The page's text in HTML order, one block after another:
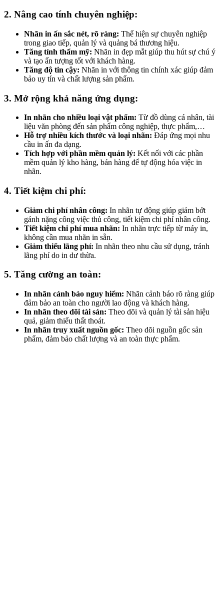
2. Nâng cao tính chuyên nghiệp:
Nhãn in ấn sắc nét, rõ ràng: Thể hiện sự chuyên nghiệp
trong giao tiếp, quản lý và quảng bá thương hiệu.
Tăng tính thẩm mỹ: Nhãn in đẹp mắt giúp thu hút sự chú ý
và tạo ấn tượng tốt với khách hàng.
Tăng độ tin cậy: Nhãn in với thông tin chính xác giúp đảm
bảo uy tín và chất lượng sản phẩm.
3. Mở rộng khả năng ứng dụng:
In nhãn cho nhiều loại vật phẩm: Từ đồ dùng cá nhân, tài
liệu văn phòng đến sản phẩm công nghiệp, thực phẩm,…
Hỗ trợ nhiều kích thước và loại nhãn: Đáp ứng mọi nhu
cầu in ấn đa dạng.
Tích hợp với phần mềm quản lý: Kết nối với các phần
mềm quản lý kho hàng, bán hàng để tự động hóa việc in
nhãn.
4. Tiết kiệm chi phí:
Giảm chi phí nhân công: In nhãn tự động giúp giảm bớt
gánh nặng công việc thủ công, tiết kiệm chi phí nhân công.
Tiết kiệm chi phí mua nhãn: In nhãn trực tiếp từ máy in,
không cần mua nhãn in sẵn.
Giảm thiểu lãng phí: In nhãn theo nhu cầu sử dụng, tránh
lãng phí do in dư thừa.
5. Tăng cường an toàn:
In nhãn cảnh báo nguy hiểm: Nhãn cảnh báo rõ ràng giúp
đảm bảo an toàn cho người lao động và khách hàng.
In nhãn theo dõi tài sản: Theo dõi và quản lý tài sản hiệu
quả, giảm thiểu thất thoát.
In nhãn truy xuất nguồn gốc: Theo dõi nguồn gốc sản
phẩm, đảm bảo chất lượng và an toàn thực phẩm.